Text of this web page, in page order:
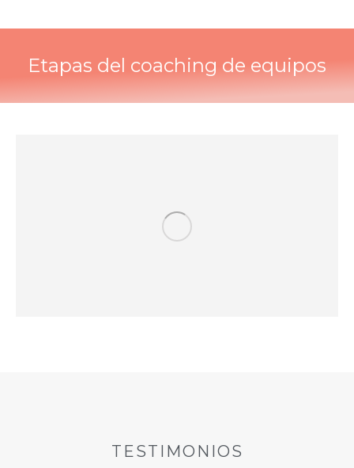
Etapas del coaching de equipos
TESTIMONIOS